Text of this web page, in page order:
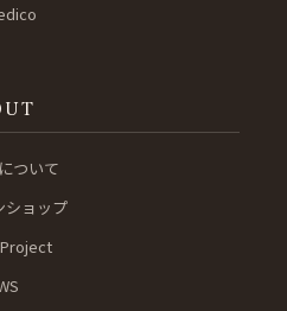
ついて
ショップ